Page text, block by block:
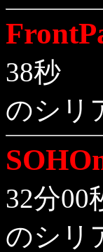
38秒
のシリ
32分00
のシリ